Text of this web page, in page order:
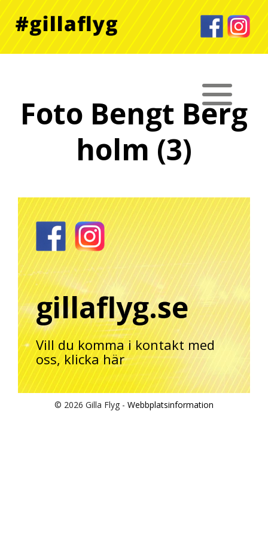
Foto Bengt Berg
holm (3)
gillaflyg.se
Vill du komma i kontakt med
oss, klicka här
© 2026 Gilla Flyg - Webbplatsinformation